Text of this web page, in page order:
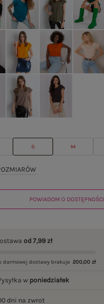
S M
POWIADOM O DOSTĘPNOŚCI
od 7,99 zł
darmowej dostawy brakuje 200,00 zł
w poniedziałek
dni na zwrot